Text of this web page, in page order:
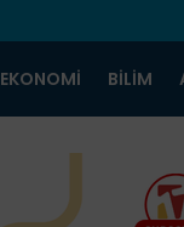
EKONOMI BILIM